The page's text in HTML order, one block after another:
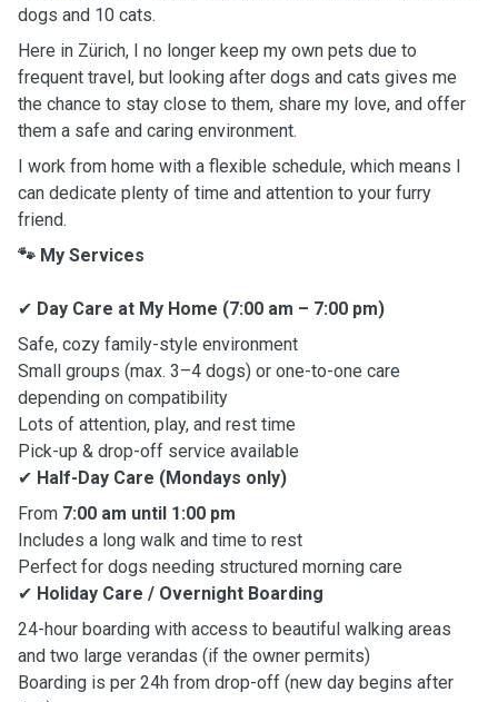
dogs and 10 cats.
Here in Zürich, I no longer keep my own pets due to
frequent travel, but looking after dogs and cats gives me
the chance to stay close to them, share my love, and offer
them a safe and caring environment.
I work from home with a flexible schedule, which means I
can dedicate plenty of time and attention to your furry
friend.
🐾 My Services
✔ Day Care at My Home (7:00 am – 7:00 pm)
Safe, cozy family-style environment
Small groups (max. 3–4 dogs) or one-to-one care
depending on compatibility
Lots of attention, play, and rest time
Pick-up & drop-off service available
✔ Half-Day Care (Mondays only)
From 7:00 am until 1:00 pm
Includes a long walk and time to rest
Perfect for dogs needing structured morning care
✔ Holiday Care / Overnight Boarding
24-hour boarding with access to beautiful walking areas
and two large verandas (if the owner permits)
Boarding is per 24h from drop-off (new day begins after